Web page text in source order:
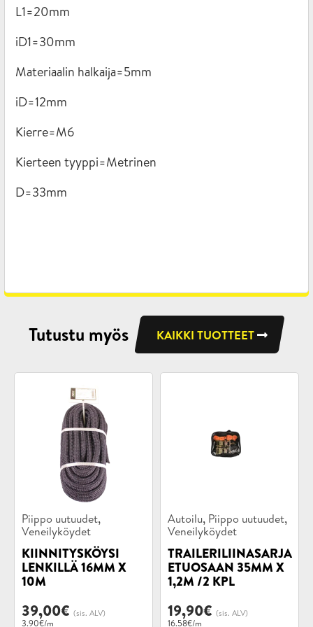
L1=20mm
iD1=30mm
Materiaalin halkaija=5mm
iD=12mm
Kierre=M6
Kierteen tyyppi=Metrinen
D=33mm
Tutustu myös KAIKKI TUOTTEET
Tuotekategoriat:
Piippo uutuudet,
Veneilyköydet
KIINNITYSKÖYSI
LENKILLÄ 16MM X
10M
39,00€ (sis. ALV)
3.90€/m
Tuotekategoriat:
Autoilu, Piippo uutuudet,
Veneilyköydet
TRAILERILIINASARJA
ETUOSAAN 35MM X
1,2M /2 KPL
19,90€ (sis. ALV)
16.58€/m